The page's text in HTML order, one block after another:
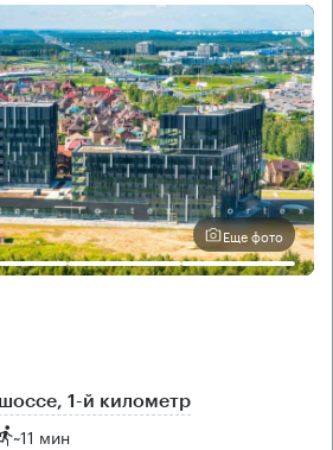
Еще фото
1-й километр
~11 мин